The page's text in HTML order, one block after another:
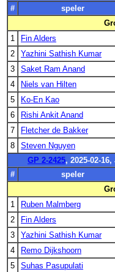
#
speler
1
Fin Alders
2
Yazhini Sathish Kumar
3
Saket Ram Anand
4
Niels van Hilten
5
Ko-En Kao
6
Rishi Ankit Anand
7
Fletcher de Bakker
8
Steven Nguyen
GP 2-2425, 2025-02-
#
speler
1
Ruben Malmberg
2
Fin Alders
3
Yazhini Sathish Kumar
4
Remo Dijkshoorn
5
Suhas Pasupulati